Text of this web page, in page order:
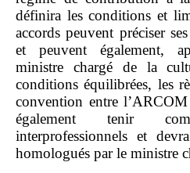
définira les conditions et
accords peuvent préciser
et peuvent également,
ministre chargé de la
conditions équilibrées, les
convention entre
également tenir
interprofessionnels et
homologués par le ministre